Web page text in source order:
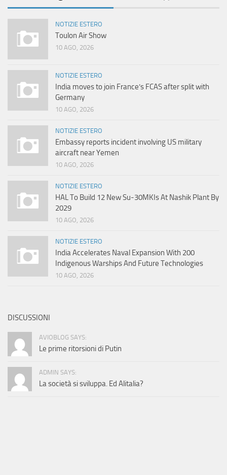
NOTIZIE ESTERO
Toulon Air Show
10 AGO, 2026
NOTIZIE ESTERO
India moves to join France’s FCAS after split with
Germany
10 AGO, 2026
NOTIZIE ESTERO
Embassy reports incident involving US military
aircraft near Yemen
10 AGO, 2026
NOTIZIE ESTERO
HAL To Build 12 New Su-30MKIs At Nashik Plant By
2029
10 AGO, 2026
NOTIZIE ESTERO
India Accelerates Naval Expansion With 200
Indigenous Warships And Future Technologies
10 AGO, 2026
DISCUSSIONI
AVIOBLOG SAYS:
Le prime ritorsioni di Putin
ADMIN SAYS:
La società si sviluppa. Ed Alitalia?